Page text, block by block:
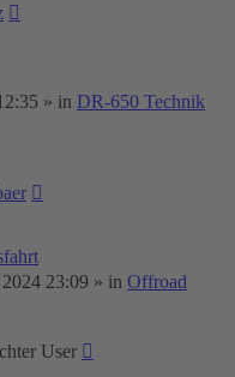
» in DR-650 Technik
23:09 » in Offroad
User